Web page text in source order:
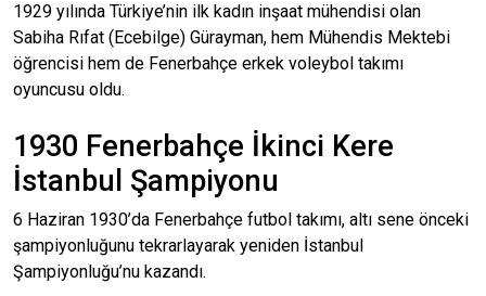
1929 yılında Türkiye’nin ilk kadın inşaat mühendisi olan
Sabiha Rıfat (Ecebilge) Gürayman, hem Mühendis Mektebi
öğrencisi hem de Fenerbahçe erkek voleybol takımı
oyuncusu oldu.
1930 Fenerbahçe İkinci Kere
İstanbul Şampiyonu
6 Haziran 1930’da Fenerbahçe futbol takımı, altı sene önceki
şampiyonluğunu tekrarlayarak yeniden İstanbul
Şampiyonluğu’nu kazandı.